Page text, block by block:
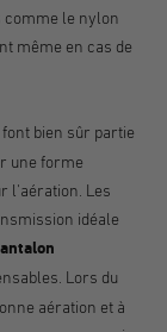
le nylon
même en cas de
font bien sûr partie
une forme
l'aération. Les
idéale
Lors du
aération et à